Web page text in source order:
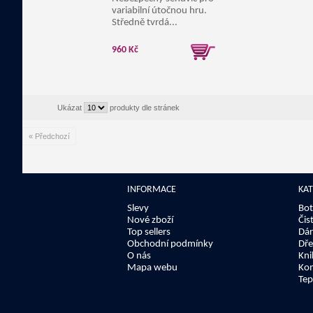
variabilní útočnou hru.
Středně tvrdá...
960 Kč
Ukázat produkty dle stránek
« Předchozí
INFORMACE
Slevy
Nové zboží
Top sellers
Obchodní podmínky
O nás
Mapa webu